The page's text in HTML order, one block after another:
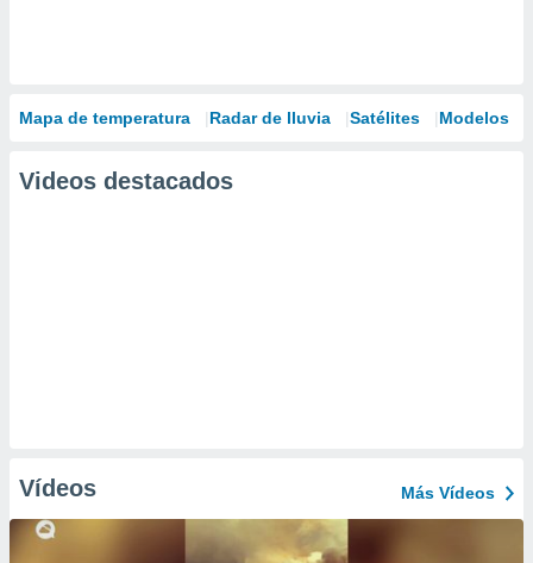
Mapa de temperatura Radar de lluvia Satélites Modelos
Videos destacados
Vídeos Más Vídeos